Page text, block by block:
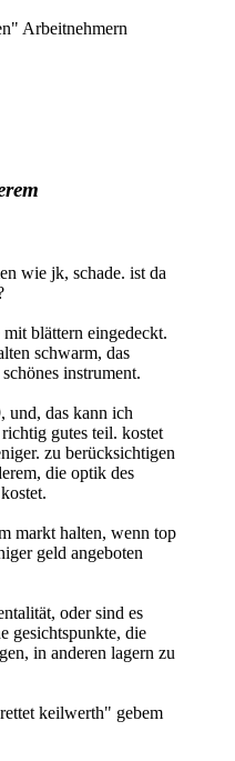
Arbeitnehmern
wie jk, schade. ist da
blättern eingedeckt.
schwarm, das
instrument.
und, das kann ich
gutes teil. kostet
zu berücksichtigen
die optik des
markt halten, wenn top
geld angeboten
oder sind es
gesichtspunkte, die
in anderen lagern zu
keilwerth" gebem